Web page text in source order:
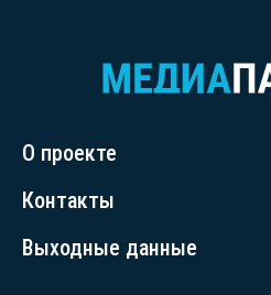
О проекте
Контакты
Выходные данные